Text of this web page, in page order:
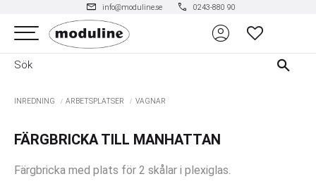
Meny
mail info@moduline.se phone 0243-880 90
account_circle FAVORITER
INREDNING ARBETSPLATSER VAGNAR
FÄRGBRICKA TILL MANHATTAN
Färgbricka med plats för 2 skålar i plexiglas.